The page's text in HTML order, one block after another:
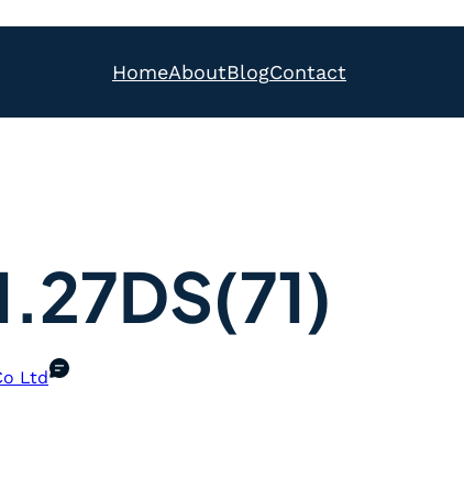
HomeAboutBlogContact
Ltd